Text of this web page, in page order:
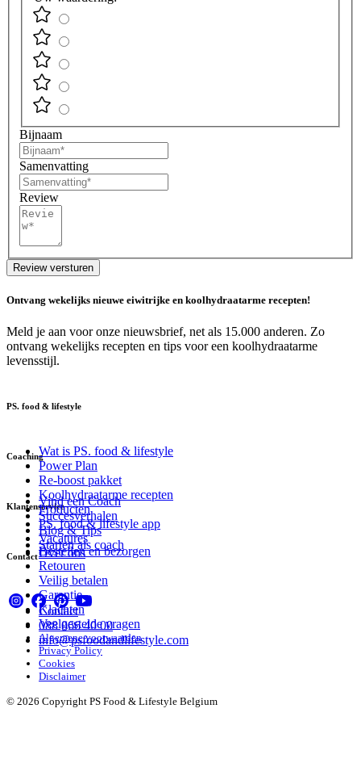
Bijnaam
Samenvatting
Review
Review versturen
Ontvang wekelijks nieuwe eiwitrijke en koolhydraatarme recepten!
Meld je aan voor onze nieuwsbrief, net als 15.000 anderen. Zo
ontvang wekelijks recepten en tips voor een koolhydraatarme
levensstijl.
PS. food & lifestyle
Wat is PS. food & lifestyle
Power Plan
Re-boost pakket
Koolhydraatarme recepten
Producten
PS. food & lifestyle app
Vacatures
Over ons
Coaching
Vind een Coach
Succesverhalen
Blog & Tips
Starten als coach
Klantenservice
Bestellen en bezorgen
Retouren
Veilig betalen
Garantie
Klachten
Veelgestelde vragen
Contact
Contact
088 066 40 00
info@psfoodandlifestyle.com
Algemene voorwaarden
Privacy Policy
Cookies
Disclaimer
© 2026 Copyright PS Food & Lifestyle Belgium